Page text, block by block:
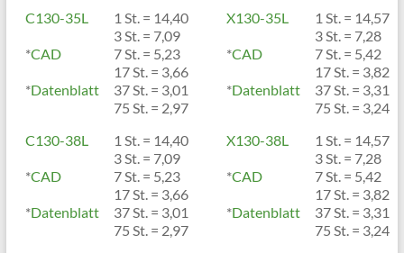
C130-35L
*CAD
*Datenblatt
1 St. = 14,40
3 St. = 7,09
7 St. = 5,23
17 St. = 3,66
37 St. = 3,01
75 St. = 2,97
X130-35L
*CAD
*Datenblatt
1 St. = 14,57
3 St. = 7,28
7 St. = 5,42
17 St. = 3,82
37 St. = 3,31
75 St. = 3,24
C130-38L
*CAD
*Datenblatt
1 St. = 14,40
3 St. = 7,09
7 St. = 5,23
17 St. = 3,66
37 St. = 3,01
75 St. = 2,97
X130-38L
*CAD
*Datenblatt
1 St. = 14,57
3 St. = 7,28
7 St. = 5,42
17 St. = 3,82
37 St. = 3,31
75 St. = 3,24